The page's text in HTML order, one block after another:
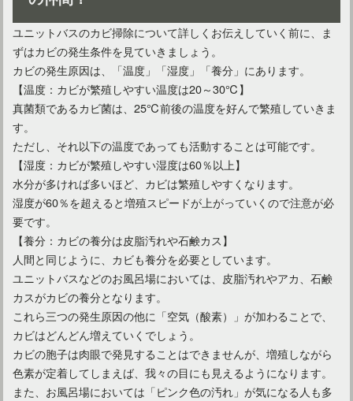
自宅のユニットバスを暖かく！床下断熱があることのメリット
ユニットバスのカビ掃除について詳しくお伝えしていく前に、ま
ずはカビの発生条件を見ていきましょう。
カビの発生原因は、「温度」「湿度」「養分」にあります。
【温度：カビが繁殖しやすい温度は20～30℃】
真菌類であるカビ菌は、25℃前後の温度を好んで繁殖していきま
す。
ただし、それ以下の温度であっても活動することは可能です。
【湿度：カビが繁殖しやすい湿度は60％以上】
水分が多ければ多いほど、カビは繁殖しやすくなります。
湿度が60％を超えると増殖スピードが上がっていくので注意が必
要です。
【養分：カビの養分は皮脂汚れや石鹸カス】
人間と同じように、カビも養分を必要としています。
ユニットバスなどのお風呂場においては、皮脂汚れやアカ、石鹸
カスがカビの養分となります。
これら三つの発生原因の他に「空気（酸素）」が加わることで、
カビはどんどん増えていくでしょう。
カビの胞子は肉眼で発見することはできませんが、増殖しながら
色素が定着してしまえば、我々の目にも見えるようになります。
また、お風呂場においては「ピンク色の汚れ」が気になる人も多